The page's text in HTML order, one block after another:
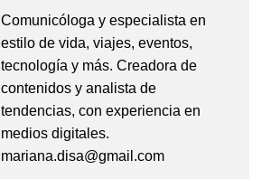
Comunicóloga y especialista en
estilo de vida, viajes, eventos,
tecnología y más. Creadora de
contenidos y analista de
tendencias, con experiencia en
medios digitales.
mariana.disa@gmail.com